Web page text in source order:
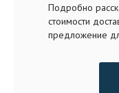
Подробно
стоимости
предложение